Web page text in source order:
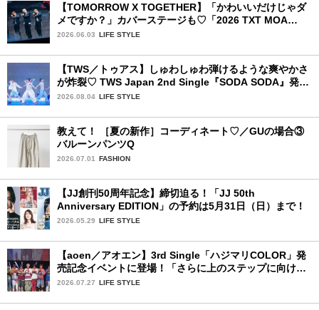
【TOMORROW X TOGETHER】「かわいいだけじゃダ
メですか？」カバーステージも♡「2026 TXT MOA
CON IN JAPAN」千葉公演2日目を詳細レポ【後編】
2026.06.03 LIFE STYLE
【TWS／トゥアス】しゅわしゅわ弾けるような爽やかさ
が炸裂♡ TWS Japan 2nd Single『SODA SODA』発売
記念SPECIAL SHOWCASEを詳細レポ
2026.08.04 LIFE STYLE
教えて！ ［夏の新作］コーディネート♡／GUの場合③
バルーンパンツQ
2026.07.01 FASHION
【JJ創刊50周年記念】締切迫る！「JJ 50th
Anniversary EDITION」の予約は5月31日（日）まで！
2026.05.29 LIFE STYLE
【aoen／アオエン】3rd Single「ハジマリCOLOR」発
売記念イベントに登場！「さらに上のステップに向けた
新たなハジマリになるように」と爽やかな笑顔で意気込
2026.07.27 LIFE STYLE